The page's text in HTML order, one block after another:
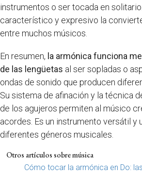
instrumentos o ser tocada en
característico y expresivo la
entre muchos músicos.
En resumen, la armónica funciona
de las lengüetas al ser sopladas o
ondas de sonido que producen
Su sistema de afinación y la técnica
de los agujeros permiten al músico
acordes. Es un instrumento versátil y
diferentes géneros musicales.
Otros artículos sobre música
Cómo tocar la armónica en Do: